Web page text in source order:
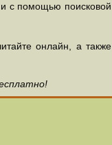
и с помощью поисковой
онлайн, а также